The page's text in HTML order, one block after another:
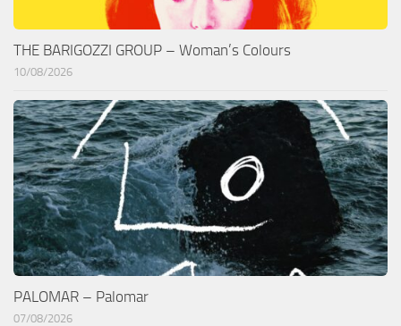
THE BARIGOZZI GROUP – Woman’s Colours
10/08/2026
PALOMAR – Palomar
07/08/2026